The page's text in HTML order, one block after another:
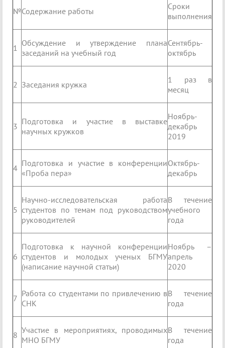
№Содержание работы
Сроки
выполнения
1 Обсуждение и утверждение плана
заседаний на учебный год
Сентябрь-
октябрь
2 Заседания кружка
1 раз в
месяц
3 Подготовка и участие в выставке
научных кружков
Ноябрь-
декабрь
2019
4 Подготовка и участие в конференции
«Проба пера»
Октябрь-
декабрь
5
Научно-исследовательская работа
студентов по темам под руководством
руководителей
В течение
учебного
года
6
Подготовка к научной конференции
студентов и молодых ученых БГМУ
(написание научной статьи)
Ноябрь –
апрель
2020
7 Работа со студентами по привлечению в
СНК
В течение
года
8 Участие в мероприятиях, проводимых
МНО БГМУ
В течение
года